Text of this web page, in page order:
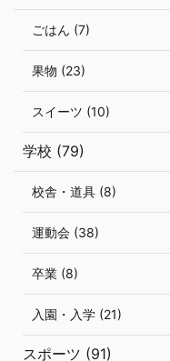
ごはん (7)
果物 (23)
スイーツ (10)
学校 (79)
校舎・道具 (8)
運動会 (38)
卒業 (8)
入園・入学 (21)
スポーツ (91)